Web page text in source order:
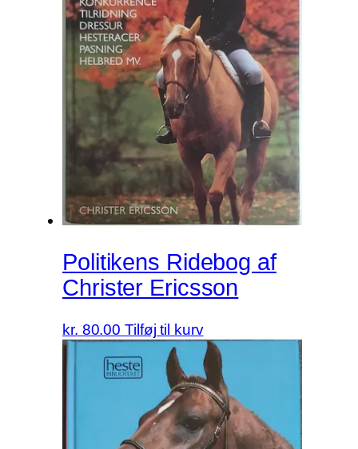
Politikens Ridebog af
Christer Ericsson
kr. 80.00 Tilføj til kurv